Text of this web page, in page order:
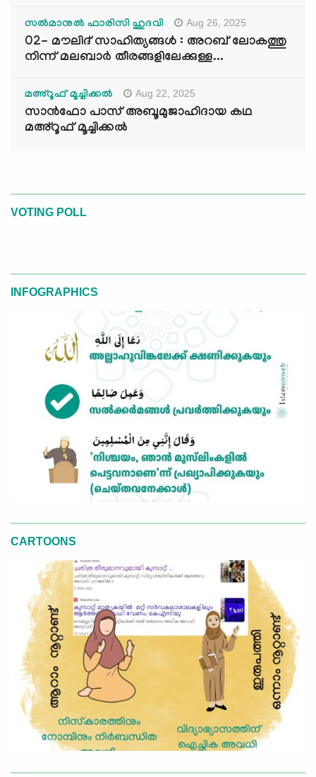
സൽമാനുൽ ഫാരിസി ഹുദവി Aug 26, 2025
02- മൗലിദ് സാഹിത്യങ്ങൾ : അറബ് ലോകത്തു
നിന്ന് മലബാർ തീരങ്ങളിലേക്കുള്ള...
മഅ്റൂഫ് മൂച്ചിക്കല്‍ Aug 22, 2025
സാൻഫോ പാസ് അബൂമുജാഹിദായ കഥ
മഅ്റൂഫ് മൂച്ചിക്കല്‍
VOTING POLL
INFOGRAPHICS
CARTOONS